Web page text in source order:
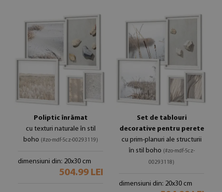
Poliptic înrămat
cu texturi naturale în stil
boho (#zo-mdf-5cz-00293119)
dimensiuni din: 20x30 cm
504.99 LEI
Set de tablouri
decorative pentru perete
cu prim-planuri ale structurii
în stil boho (#zo-mdf-5cz-
00293118)
dimensiuni din: 20x30 cm